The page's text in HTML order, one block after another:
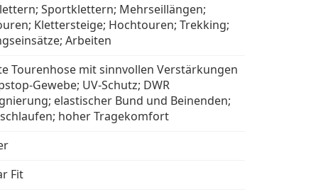
Sportklettern; Mehrseillängen;
Klettersteige; Hochtouren; Trekking;
Arbeiten
Tourenhose mit sinnvollen Verstärkungen
Gewebe; UV-Schutz; DWR
elastischer Bund und Beinenden;
hoher Tragekomfort
Fit